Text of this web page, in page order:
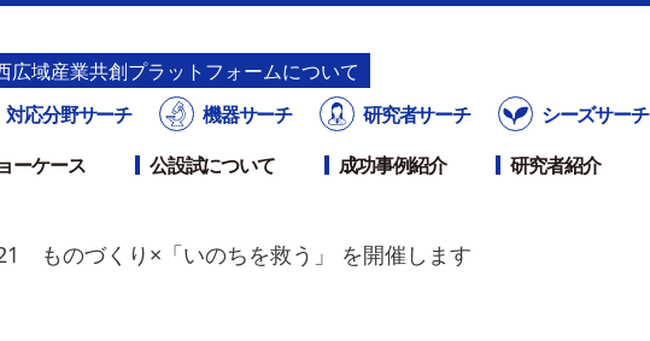
広域産業共創プラットフォームについて
対応分野サーチ
機器サーチ 研究者サーチ シーズサーチ
ーケース
公設試について 成功事例紹介 研究者紹介
ものづくり×「いのちを救う」 を開催します